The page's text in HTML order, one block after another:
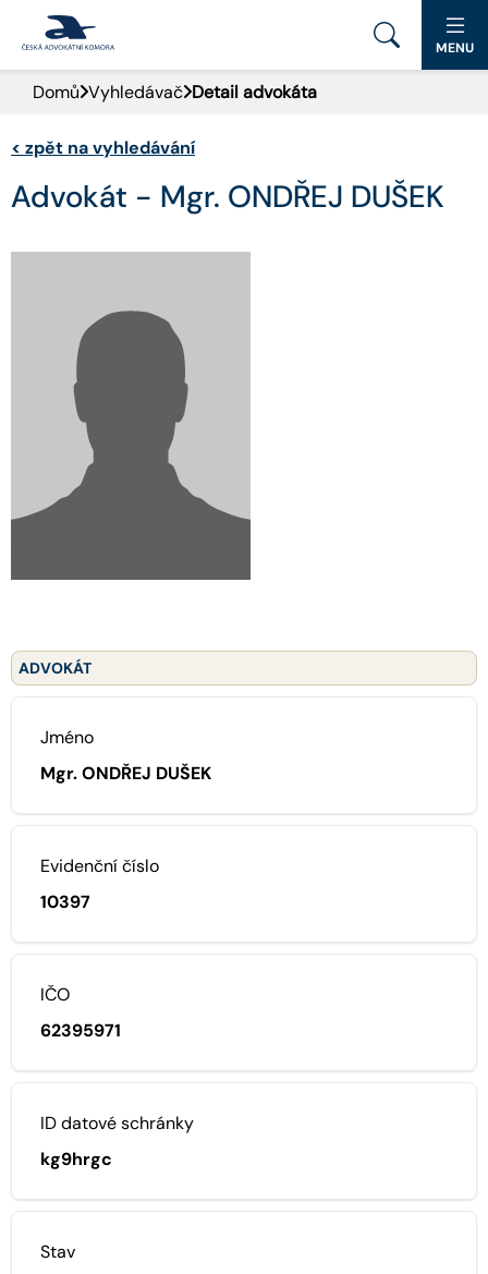
PORTÁL ČAK
DOMŮ
AKTUALITY
PRO VEŘEJNOST
ADVOKÁTNÍ DENÍK
KONTAKT
MENU
Domů Vyhledávač Detail advokáta
< zpět na vyhledávání
Advokát - Mgr. ONDŘEJ DUŠEK
ADVOKÁT
Jméno
Mgr. ONDŘEJ DUŠEK
Evidenční číslo
10397
IČO
62395971
ID datové schránky
kg9hrgc
Stav